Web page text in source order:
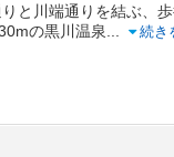
と川端通りを結ぶ、
の黒川温泉
続き